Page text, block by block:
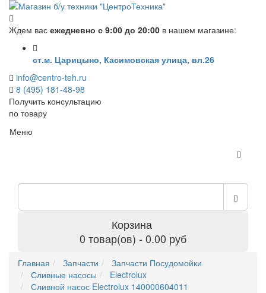
Ждем вас ежедневно с 9:00 до 20:00 в нашем магазине:
ст.м. Царицыно, Касимовская улица, вл.26
info@centro-teh.ru
8 (495) 181-48-98
Получить консультацию
по товару
Меню
Корзина
0 товар(ов) - 0.00 руб
Главная Запчасти
Запчасти Посудомойки
Сливные насосы
Electrolux
Сливной насос Electrolux 140000604011